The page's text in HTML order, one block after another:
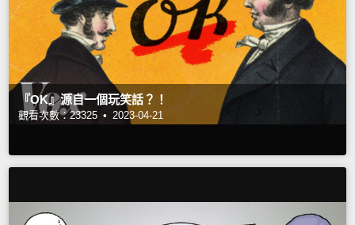
『OK』源自一個玩笑話？！
觀看次數：23325 • 2023-04-21